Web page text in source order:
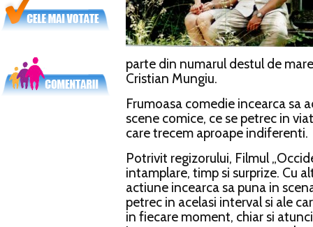
parte din numarul destul de
Cristian Mungiu.
Frumoasa comedie incearca sa
scene comice, ce se petrec in
care trecem aproape indiferenti.
Potrivit regizorului, Filmul
intamplare, timp si surprize. Cu
actiune incearca sa puna in
petrec in acelasi interval si ale
in fiecare moment, chiar si